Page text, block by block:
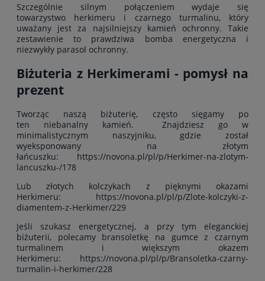
Szczególnie silnym połączeniem wydaje się
towarzystwo herkimeru i czarnego turmalinu, który
uważany jest za najsilniejszy kamień ochronny. Takie
zestawienie to prawdziwa bomba energetyczna i
niezwykły parasol ochronny.
Biżuteria z Herkimerami - pomysł na
prezent
Tworząc naszą biżuterię, często sięgamy po
ten niebanalny kamień. Znajdziesz go w
minimalistycznym naszyjniku, gdzie został
wyeksponowany na złotym
łańcuszku: https://novona.pl/pl/p/Herkimer-na-zlotym-
lancuszku-/178
Lub złotych kolczykach z pięknymi okazami
Herkimeru: https://novona.pl/pl/p/Zlote-kolczyki-z-
diamentem-z-Herkimer/229
Jeśli szukasz energetycznej, a przy tym eleganckiej
biżuterii, polecamy bransoletkę na gumce z czarnym
turmalinem i większym okazem
Herkimeru: https://novona.pl/pl/p/Bransoletka-czarny-
turmalin-i-herkimer/228